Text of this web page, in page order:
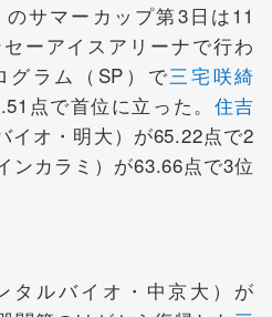
サマーカップ第3日は11
ーアイスアリーナで行わ
グラム（SP）で三宅咲綺
点で首位に立った。 住吉
イオ・明大）が65.22点で2
ンカラミ）が63.66点で3位
タルバイオ・中京大）が